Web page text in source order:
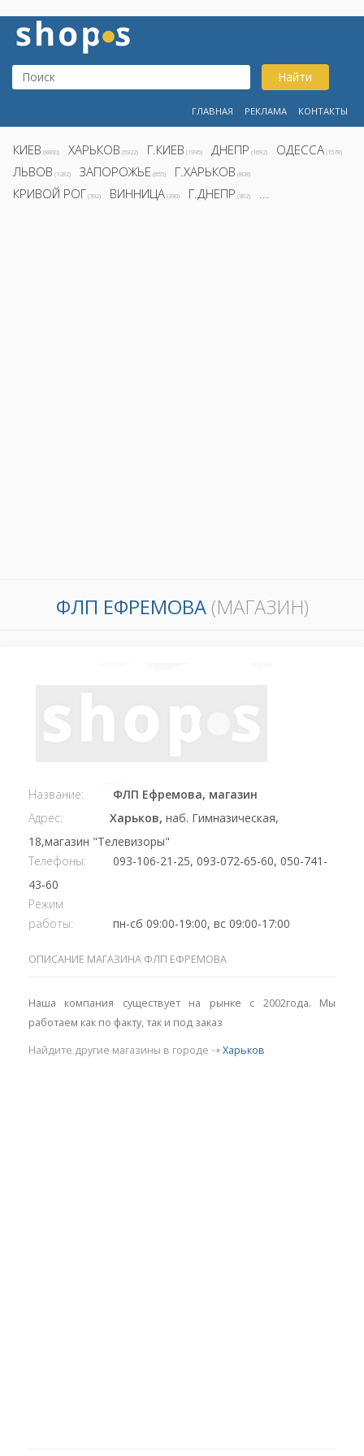
Найти
ГЛАВНАЯ РЕКЛАМА КОНТАКТЫ
КИЕВ (8800) ХАРЬКОВ (5922) Г.КИЕВ (1995) ДНЕПР (1692) ОДЕССА (1578)
ЛЬВОВ (1282) ЗАПОРОЖЬЕ (855) Г.ХАРЬКОВ (808)
КРИВОЙ РОГ (392) ВИННИЦА (390) Г.ДНЕПР (362) ...
ФЛП ЕФРЕМОВА (МАГАЗИН)
Название:
ФЛП Ефремова, магазин
Адрес:
Харьков, наб. Гимназическая,
18,магазин "Телевизоры"
Телефоны:
093-106-21-25, 093-072-65-60, 050-741-
43-60
Режим
работы:
пн-сб 09:00-19:00, вс 09:00-17:00
ОПИСАНИЕ МАГАЗИНА ФЛП ЕФРЕМОВА
Наша компания существует на рынке с 2002года. Мы
работаем как по факту, так и под заказ
Найдите другие магазины в городе ⇢ Харьков